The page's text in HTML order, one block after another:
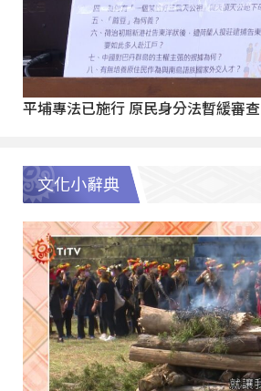
平埔專法已施行 原民身分法暫緩審查
文化小辭典